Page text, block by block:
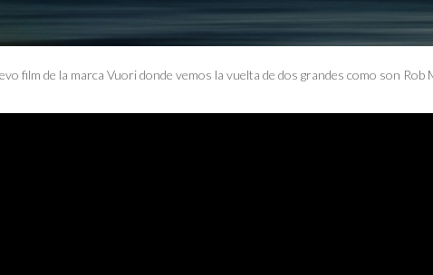
film de la marca Vuori donde vemos la vuelta de dos grandes como son